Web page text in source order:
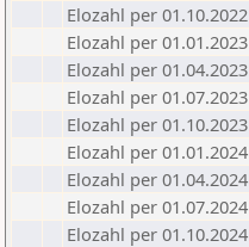
Elozahl per 01.10.2022
Elozahl per 01.01.2023
Elozahl per 01.04.2023
Elozahl per 01.07.2023
Elozahl per 01.10.2023
Elozahl per 01.01.2024
Elozahl per 01.04.2024
Elozahl per 01.07.2024
Elozahl per 01.10.2024